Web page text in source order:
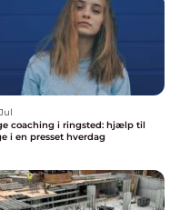
coaching i ringsted: hjælp til
i en presset hverdag